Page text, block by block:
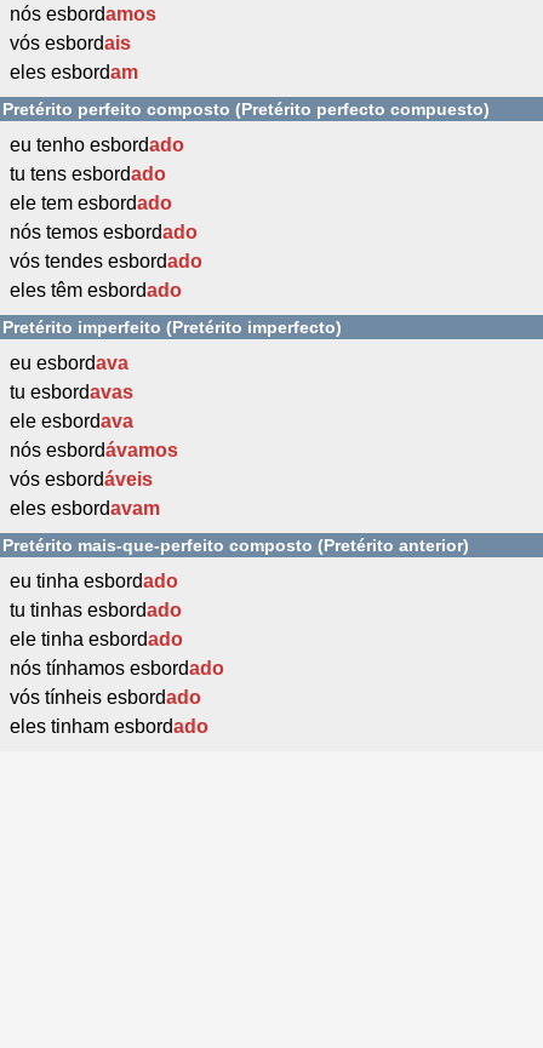
nós esbordamos
vós esbordais
eles esbordam
Pretérito perfeito composto (Pretérito perfecto compuesto)
eu tenho esbordado
tu tens esbordado
ele tem esbordado
nós temos esbordado
vós tendes esbordado
eles têm esbordado
Pretérito imperfeito (Pretérito imperfecto)
eu esbordava
tu esbordavas
ele esbordava
nós esbordávamos
vós esbordáveis
eles esbordavam
Pretérito mais-que-perfeito composto (Pretérito anterior)
eu tinha esbordado
tu tinhas esbordado
ele tinha esbordado
nós tínhamos esbordado
vós tínheis esbordado
eles tinham esbordado